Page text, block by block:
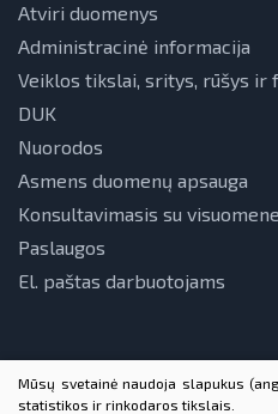
Atviri duomenys
Administracinė informacija
Veiklos tikslai, sritys, rūšys ir
DUK
Nuorodos
Asmens duomenų apsauga
Konsultavimasis su visuomene
Paslaugos
El. paštas darbuotojams
Mūsų svetainė naudoja slapukus
statistikos ir rinkodaros tikslais.